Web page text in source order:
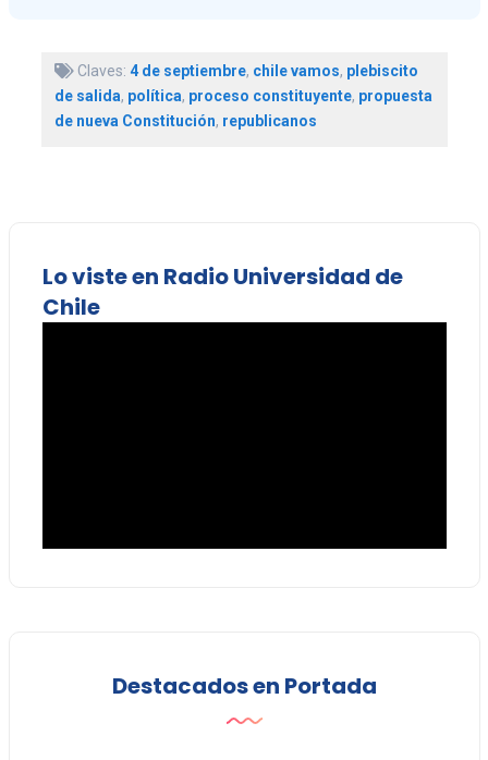
Claves: 4 de septiembre, chile vamos, plebiscito
de salida, política, proceso constituyente, propuesta
de nueva Constitución, republicanos
Lo viste en Radio Universidad de
Chile
Destacados en Portada